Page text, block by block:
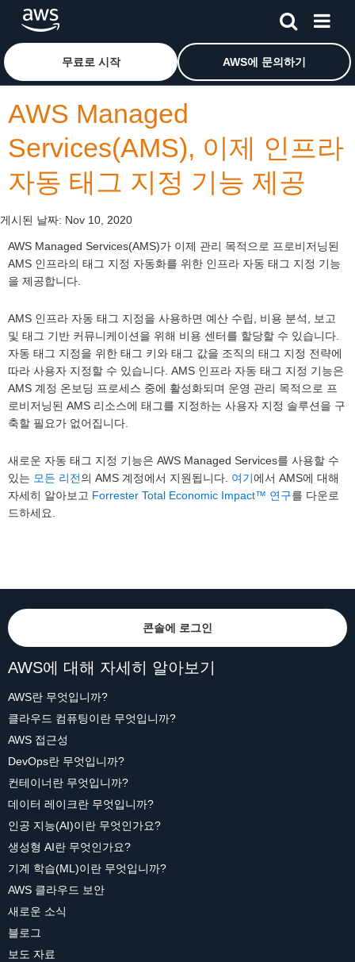
메인 콘텐츠로 건너뛰기Amazon Web Services 홈 페이지로 돌아가려면 여기를 클
무료로 시작 AWS에 문의하기
AWS Managed
Services(AMS), 이제 인프라
자동 태그 지정 기능 제공
게시된 날짜: Nov 10, 2020
AWS Managed Services(AMS)가 이제 관리 목적으로 프로비저닝된
AMS 인프라의 태그 지정 자동화를 위한 인프라 자동 태그 지정 기능
을 제공합니다.
AMS 인프라 자동 태그 지정을 사용하면 예산 수립, 비용 분석, 보고
및 태그 기반 커뮤니케이션을 위해 비용 센터를 할당할 수 있습니다.
자동 태그 지정을 위한 태그 키와 태그 값을 조직의 태그 지정 전략에
따라 사용자 지정할 수 있습니다. AMS 인프라 자동 태그 지정 기능은
AMS 계정 온보딩 프로세스 중에 활성화되며 운영 관리 목적으로 프
로비저닝된 AMS 리소스에 태그를 지정하는 사용자 지정 솔루션을 구
축할 필요가 없어집니다.
새로운 자동 태그 지정 기능은 AWS Managed Services를 사용할 수
있는 모든 리전의 AMS 계정에서 지원됩니다. 여기에서 AMS에 대해
자세히 알아보고 Forrester Total Economic Impact™ 연구를 다운로
드하세요.
콘솔에 로그인
AWS에 대해 자세히 알아보기
AWS란 무엇입니까?
클라우드 컴퓨팅이란 무엇입니까?
AWS 접근성
DevOps란 무엇입니까?
컨테이너란 무엇입니까?
데이터 레이크란 무엇입니까?
인공 지능(AI)이란 무엇인가요?
생성형 AI란 무엇인가요?
기계 학습(ML)이란 무엇입니까?
AWS 클라우드 보안
새로운 소식
블로그
보도 자료